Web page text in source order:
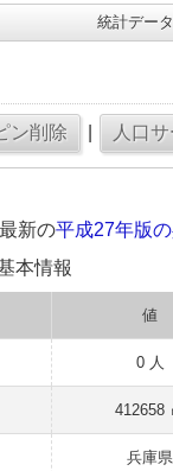
統計デー
新の平成27年版
本情報
値
0 人
412658
兵庫県